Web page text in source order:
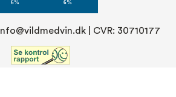
Info@vildmedvin.dk| CVR: 30710177